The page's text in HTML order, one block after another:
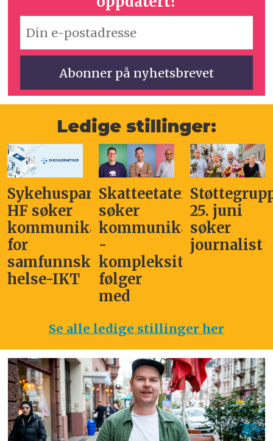
Ledige stillinger:
Sykehuspartner
HF søker
kommunikasjonssjef
for
samfunnskritisk
helse-IKT
Skatteetaten
søker
kommunikasjonsleder
-
kompleksitet
følger
med
25. juni
søker
journalist
Se alle ledige stillinger her